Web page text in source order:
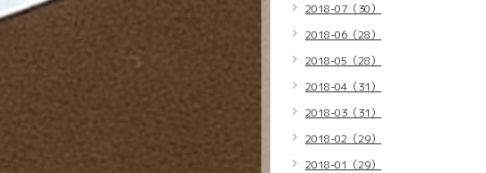
2018-07（30）
2018-06（28）
2018-05（28）
2018-04（31）
2018-03（31）
2018-02（29）
2018-01（29）